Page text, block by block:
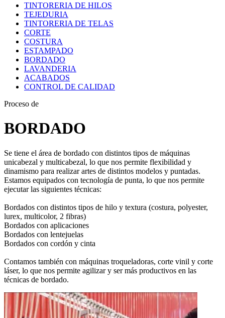
TINTORERIA DE HILOS
TEJEDURIA
TINTORERIA DE TELAS
CORTE
COSTURA
ESTAMPADO
BORDADO
LAVANDERIA
ACABADOS
CONTROL DE CALIDAD
Proceso de
BORDADO
Se tiene el área de bordado con distintos tipos de máquinas
unicabezal y multicabezal, lo que nos permite flexibilidad y
dinamismo para realizar artes de distintos modelos y puntadas.
Estamos equipados con tecnología de punta, lo que nos permite
ejecutar las siguientes técnicas:
Bordados con distintos tipos de hilo y textura (costura, polyester,
lurex, multicolor, 2 fibras)
Bordados con aplicaciones
Bordados con lentejuelas
Bordados con cordón y cinta
Contamos también con máquinas troqueladoras, corte vinil y corte
láser, lo que nos permite agilizar y ser más productivos en las
técnicas de bordado.